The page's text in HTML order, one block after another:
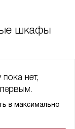
шкафы
нет,
в максимально